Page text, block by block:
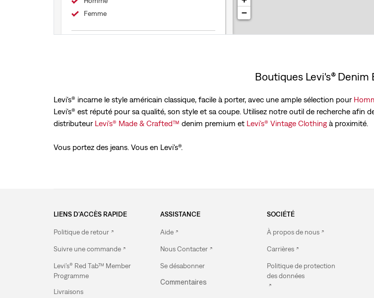
Femme
−
Boutiques Levi's® Denim
Levi's® incarne le style américain classique, facile à porter, avec une ample sélection pour
Levi's® est réputé pour sa qualité, son style et sa coupe. Utilisez notre outil de recherche afin
distributeur Levi's® Made & Crafted™ denim premium et Levi's® Vintage Clothingà proximité.
Vous portez des jeans. Vous en Levi's®.
LIENS D'ACCÈS RAPIDE
Politique de retour
Suivre une commande
Levi’s® Red Tab™ Member
Programme
Livraisons
ASSISTANCE
Aide
Nous Contacter
Se désabonner
Commentaires
SOCIÉTÉ
À propos de nous
Carrières
Politique de protection
des données